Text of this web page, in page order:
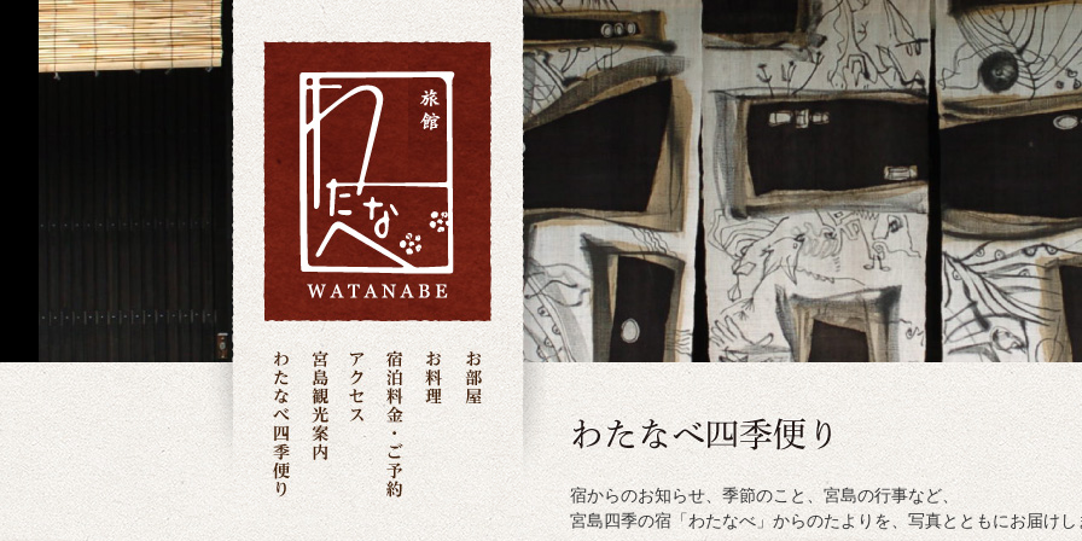
宿からのお知らせ、季節のこと、宮島の行事など、
宮島四季の宿「わたなべ」からのたよりを、写真とともにお届けし